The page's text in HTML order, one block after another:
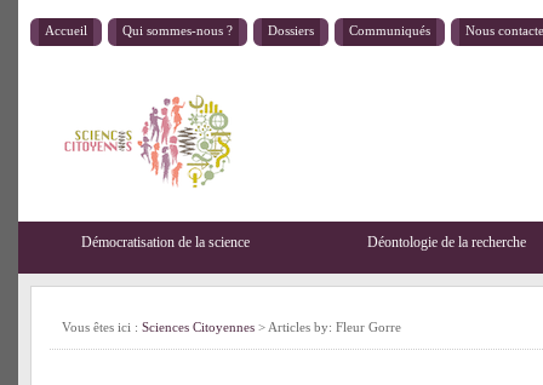
Accueil Qui sommes-nous ? Dossiers Communiqués Nous
Démocratisation de la science Déontologie de la recherche
Vous êtes ici : Sciences Citoyennes > Articles by: Fleur Gorre